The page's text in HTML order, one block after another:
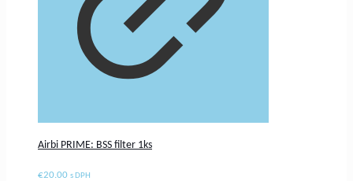
Airbi PRIME: BSS filter 1ks
€20.00 s DPH